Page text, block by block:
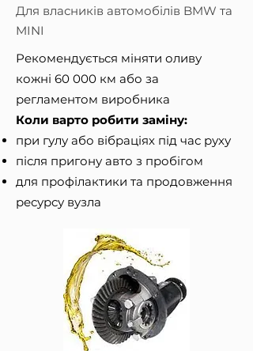
Для власників автомобілів BMW та
MINI
Рекомендується міняти оливу
кожні 60 000 км або за
регламентом виробника
Коли варто робити заміну:
при гулу або вібраціях під час руху
після пригону авто з пробігом
для профілактики та продовження
ресурсу вузла